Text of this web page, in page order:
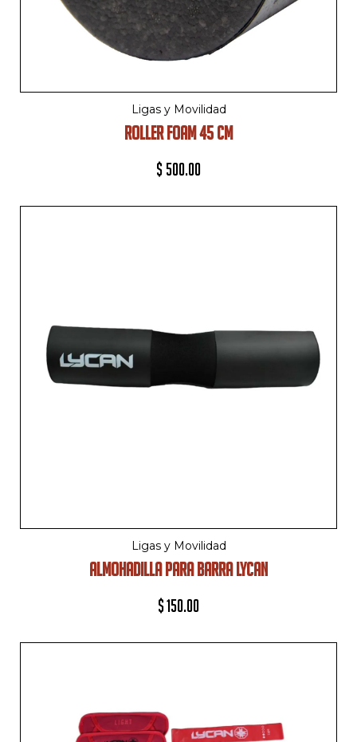
Ligas y Movilidad
ROLLER FOAM 45 CM
$ 500.00
Ligas y Movilidad
ALMOHADILLA PARA BARRA LYCAN
$150.00